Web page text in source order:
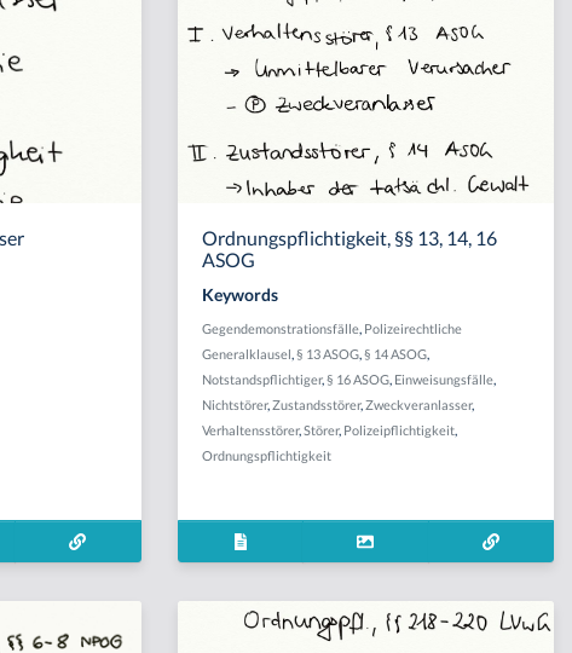
Ordnungspflichtigkeit, §§ 13, 14, 16
ASOG
Keywords
Gegendemonstrationsfälle, Polizeirechtliche
Generalklausel,§ 13 ASOG,§ 14 ASOG,
Notstandspflichtiger,§ 16 ASOG, Einweisungsfälle,
Nichtstörer,Zustandsstörer,Zweckveranlasser,
Verhaltensstörer,Störer, Polizeipflichtigkeit,
Ordnungspflichtigkeit